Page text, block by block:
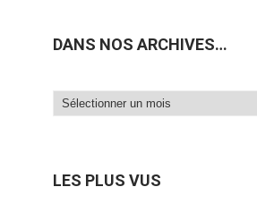
DANS NOS ARCHIVES…
Dans
LES PLUS VUS